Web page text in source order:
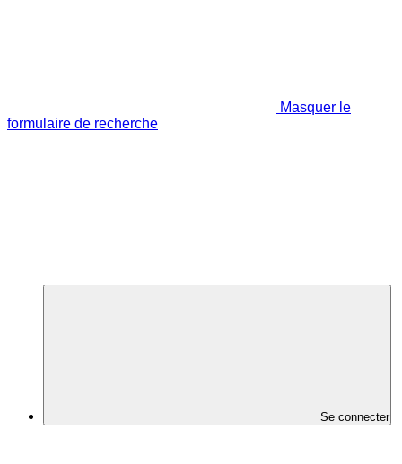
Masquer le
formulaire de recherche
Se connecter